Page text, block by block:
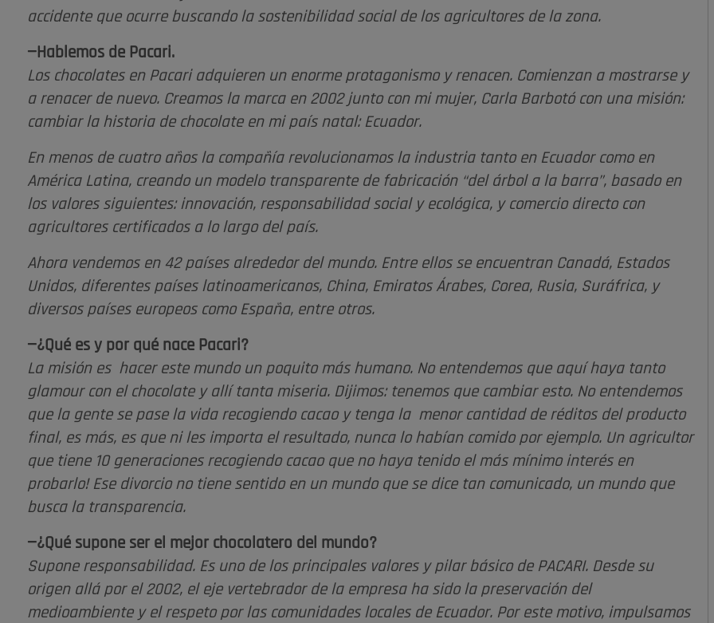
accidente que ocurre buscando la sostenibilidad social de los agricultores de la zona.
—Hablemos de Pacari.
Los chocolates en Pacari adquieren un enorme protagonismo y renacen. Comienzan a mostrarse y
a renacer de nuevo. Creamos la marca en 2002 junto con mi mujer, Carla Barbotó con una misión:
cambiar la historia de chocolate en mi país natal: Ecuador.
En menos de cuatro años la compañía revolucionamos la industria tanto en Ecuador como en
América Latina, creando un modelo transparente de fabricación “del árbol a la barra”, basado en
los valores siguientes: innovación, responsabilidad social y ecológica, y comercio directo con
agricultores certificados a lo largo del país.
Ahora vendemos en 42 países alrededor del mundo. Entre ellos se encuentran Canadá, Estados
Unidos, diferentes países latinoamericanos, China, Emiratos Árabes, Corea, Rusia, Suráfrica, y
diversos países europeos como España, entre otros.
—¿Qué es y por qué nace Pacari?
La misión es hacer este mundo un poquito más humano. No entendemos que aquí haya tanto
glamour con el chocolate y allí tanta miseria. Dijimos: tenemos que cambiar esto. No entendemos
que la gente se pase la vida recogiendo cacao y tenga la menor cantidad de réditos del producto
final, es más, es que ni les importa el resultado, nunca lo habían comido por ejemplo. Un agricultor
que tiene 10 generaciones recogiendo cacao que no haya tenido el más mínimo interés en
probarlo! Ese divorcio no tiene sentido en un mundo que se dice tan comunicado, un mundo que
busca la transparencia.
—¿Qué supone ser el mejor chocolatero del mundo?
Supone responsabilidad. Es uno de los principales valores y pilar básico de PACARI. Desde su
origen allá por el 2002, el eje vertebrador de la empresa ha sido la preservación del
medioambiente y el respeto por las comunidades locales de Ecuador. Por este motivo, impulsamos